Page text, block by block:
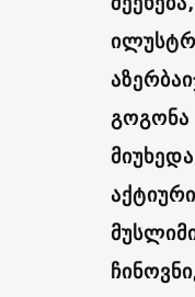
გოგონა